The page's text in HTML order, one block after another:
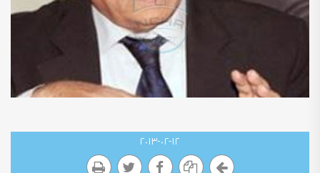
١٢-٠٢-٢٠١٣